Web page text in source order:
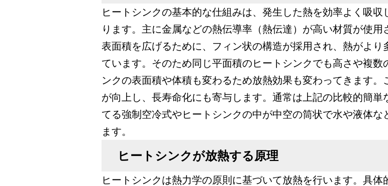
ヒートシンクの基本的な仕組みは、発生した熱を効率よく吸
ります。主に金属などの熱伝導率（熱伝達）が高い材質が使
表面積を広げるために、フィン状の構造が採用され、熱がよ
ています。そのため同じ平面積のヒートシンクでも高さや複
ンクの表面積や体積も変わるため放熱効果も変わってきます
が向上し、長寿命化にも寄与します。通常は上記の比較的簡
てる強制空冷式やヒートシンクの中が中空の筒状で水や液体
ます。
ヒートシンクが放熱する原理
ヒートシンクは熱力学の原則に基づいて放熱を行います。具